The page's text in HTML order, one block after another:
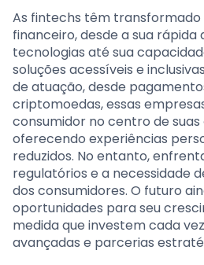
As fintechs têm
financeiro, desde a sua
tecnologias até sua
soluções acessíveis e
de atuação, desde
criptomoedas, essas
consumidor no centro de
oferecendo experiências
reduzidos. No entanto,
regulatórios e a necessidade
dos consumidores. O futuro
oportunidades para seu
medida que investem cada
avançadas e parcerias